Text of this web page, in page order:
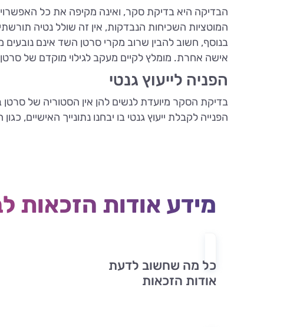
הבדיקה היא בדיקת סקר, ואינה מקיפה את כל
המוטציות השכיחות הנבדקות, אין זה שולל נטיה
בנוסף, חשוב להבין שרוב מקרי סרטן השד אינם
אישה אחרת. מומלץ לקיים מעקב לגילוי מוקדם של
הפניה לייעוץ גנטי
בדיקת הסקר מיועדת לנשים להן אין הסטוריה של
הפנייה לקבלת ייעוץ גנטי בו יבחנו נתונייך האישיים,
מידע אודות הזכאות
כל מה שחשוב לדעת
אודות הזכאות